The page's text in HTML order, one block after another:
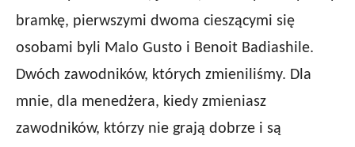
bramkę, pierwszymi dwoma cieszącymi się
osobami byli Malo Gusto i Benoit Badiashile.
Dwóch zawodników, których zmieniliśmy. Dla
mnie, dla menedżera, kiedy zmieniasz
zawodników, którzy nie grają dobrze i są